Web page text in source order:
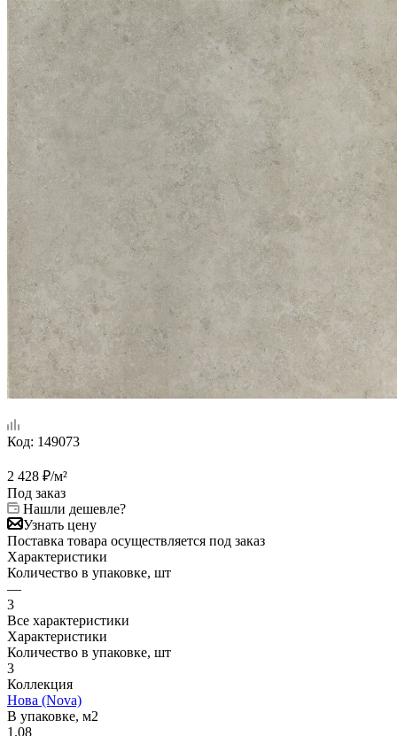
Код: 149073
2 428 ₽/м²
Под заказ
Нашли дешевле?
Узнать цену
Поставка товара осуществляется под заказ
Характеристики
Количество в упаковке, шт
—
3
Все характеристики
Характеристики
Количество в упаковке, шт
3
Коллекция
Нова (Nova)
В упаковке, м2
1.08